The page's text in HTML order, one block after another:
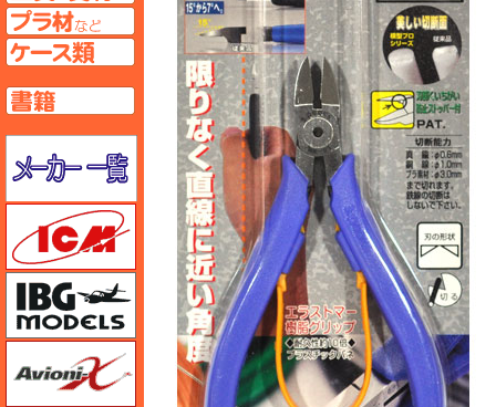
プラ材ページへ
ケースページへ
書籍ページへ
メーカー一覧のページはこちら
Avioni-X（アヴィオニクス）